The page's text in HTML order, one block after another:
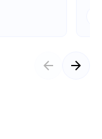
arrow_back arrow_forward